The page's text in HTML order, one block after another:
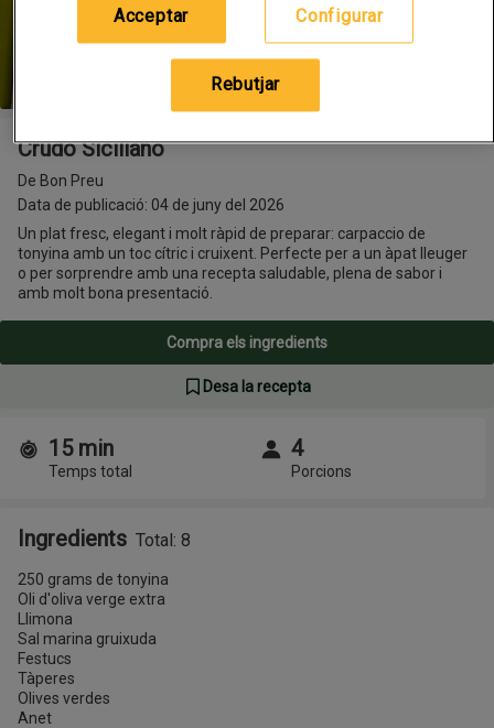
Crudo Siciliano
De Bon Preu
Data de publicació: 04 de juny del 2026
Un plat fresc, elegant i molt ràpid de preparar: carpaccio de
tonyina amb un toc cítric i cruixent. Perfecte per a un àpat lleuger
o per sorprendre amb una recepta saludable, plena de sabor i
amb molt bona presentació.
Compra els ingredients
Desa la recepta
Temps i porcions
15 min
Temps total
4
Porcions
Ingredients Total: 8
250 grams de tonyina
Oli d'oliva verge extra
Llimona
Sal marina gruixuda
Festucs
Tàperes
Olives verdes
Anet
Configurar
Rebutjar
Acceptar